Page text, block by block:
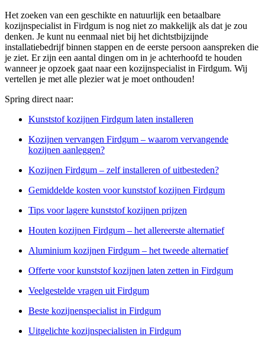
Het zoeken van een geschikte en natuurlijk een betaalbare
kozijnspecialist in Firdgum is nog niet zo makkelijk als dat je zou
denken. Je kunt nu eenmaal niet bij het dichtstbijzijnde
installatiebedrijf binnen stappen en de eerste persoon aanspreken die
je ziet. Er zijn een aantal dingen om in je achterhoofd te houden
wanneer je opzoek gaat naar een kozijnspecialist in Firdgum. Wij
vertellen je met alle plezier wat je moet onthouden!
Spring direct naar:
Kunststof kozijnen Firdgum laten installeren
Kozijnen vervangen Firdgum – waarom vervangende
kozijnen aanleggen?
Kozijnen Firdgum – zelf installeren of uitbesteden?
Gemiddelde kosten voor kunststof kozijnen Firdgum
Tips voor lagere kunststof kozijnen prijzen
Houten kozijnen Firdgum – het allereerste alternatief
Aluminium kozijnen Firdgum – het tweede alternatief
Offerte voor kunststof kozijnen laten zetten in Firdgum
Veelgestelde vragen uit Firdgum
Beste kozijnenspecialist in Firdgum
Uitgelichte kozijnspecialisten in Firdgum